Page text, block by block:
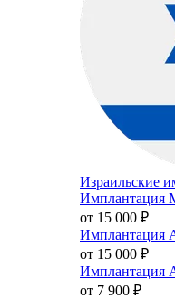
Израильские
Имплантация
от 15 000 ₽
Имплантация
от 15 000 ₽
Имплантация
от 7 900 ₽